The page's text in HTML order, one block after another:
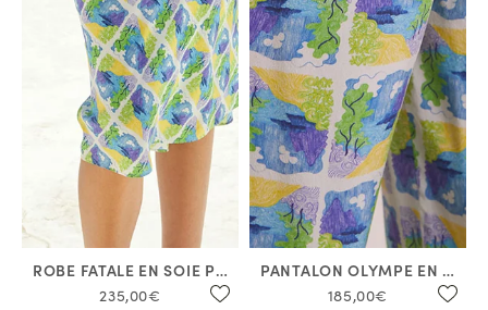
ROBE FATALE EN SOIE POSITANO
235,00€
PANTALON OLYMPE EN SOIE POSITANO
185,00€